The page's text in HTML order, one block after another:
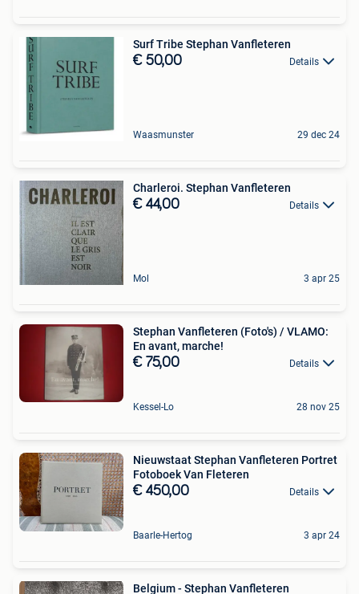
Surf Tribe Stephan Vanfleteren
€ 50,00 Details
Waasmunster 29 dec 24
Charleroi. Stephan Vanfleteren
€ 44,00 Details
Mol 3 apr 25
Stephan Vanfleteren (Foto's) / VLAMO:
En avant, marche!
€ 75,00 Details
Kessel-Lo 28 nov 25
Nieuwstaat Stephan Vanfleteren Portret
Fotoboek Van Fleteren
€ 450,00 Details
Baarle-Hertog 3 apr 24
Belgium - Stephan Vanfleteren